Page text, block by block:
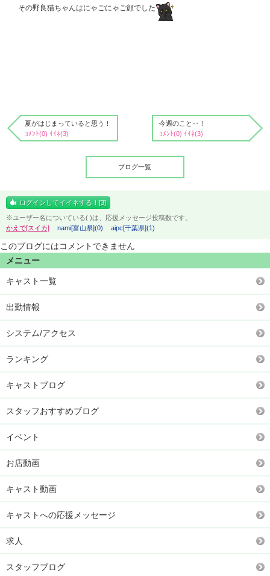
その野良猫ちゃんはにゃごにゃご顔でした
夏がはじまっていると思う！
ｺﾒﾝﾄ(0) ｲｲﾈ(3)
今週のこと‥！
ｺﾒﾝﾄ(0) ｲｲﾈ(3)
ブログ一覧
ログインしてイイネする！[3]
※ユーザー名についている( )は、応援メッセージ投稿数です。
かえで[スイカ]
nami[富山県](0) aipc[千葉県](1)
このブログにはコメントできません
メニュー
キャスト一覧
出勤情報
システム/アクセス
ランキング
キャストブログ
スタッフおすすめブログ
イベント
お店動画
キャスト動画
キャストへの応援メッセージ
求人
スタッフブログ